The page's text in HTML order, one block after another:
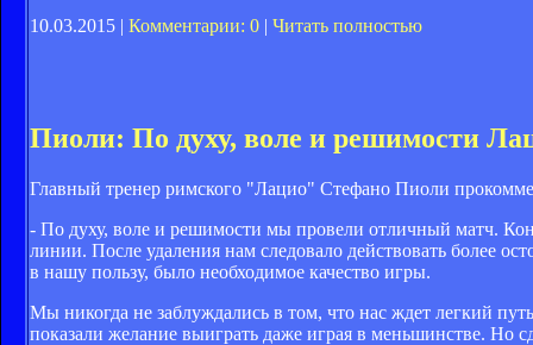
10.03.2015 | Комментарии: 0 | Читать полностью
Пиоли: По духу, воле и решимости
Главный тренер римского "Лацио" Стефано Пиоли
- По духу, воле и решимости мы провели отличный матч.
линии. После удаления нам следовало действовать более
в нашу пользу, было необходимое качество игры.
Мы никогда не заблуждались в том, что нас ждет легкий
показали желание выиграть даже играя в меньшинстве. Но